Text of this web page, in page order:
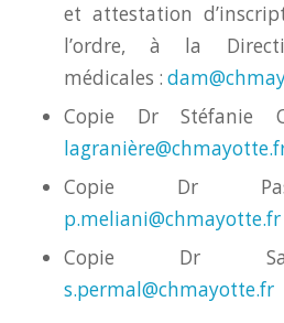
et attestation
l’ordre, à la
médicales :
Copie Dr
Copie Dr
p.meliani@chmayotte.fr
Copie Dr
s.permal@chmayotte.fr